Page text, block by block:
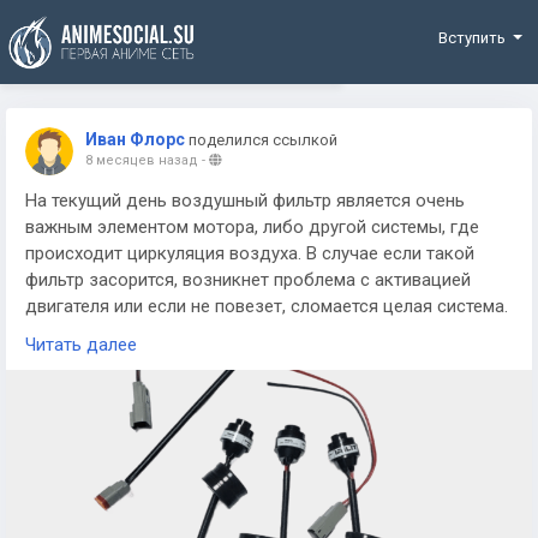
Funding
Вступить
Иван Флорс поделился ссылкой
8 месяцев назад -
На текущий день воздушный фильтр является очень
важным элементом мотора, либо другой системы, где
происходит циркуляция воздуха. В случае если такой
фильтр засорится, возникнет проблема с активацией
двигателя или если не повезет, сломается целая система.
И поэтому крайне важно следить за чистотой
воздушного элемента, в чем может помочь датчик
засоренности воздушного фильтра.
Иногда внешний осмотр не позволяет определить
чистоту воздушного фильтра. И поэтому в наше время
обычно ставится датчик засоренности воздушного
фильтра, что в режиме авто просигнализирует, в случае
Читать далее